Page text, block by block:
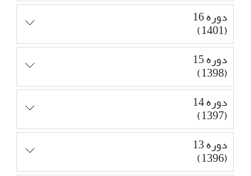
دوره 16
(1401)
دوره 15
(1398)
دوره 14
(1397)
دوره 13
(1396)